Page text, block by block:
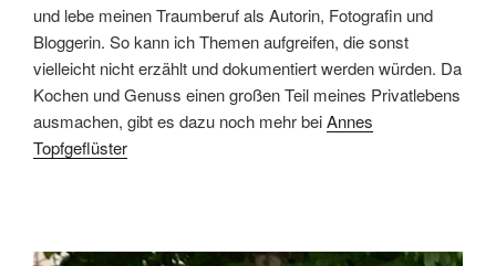
und lebe meinen Traumberuf als Autorin, Fotografin und
Bloggerin. So kann ich Themen aufgreifen, die sonst
vielleicht nicht erzählt und dokumentiert werden würden. Da
Kochen und Genuss einen großen Teil meines Privatlebens
ausmachen, gibt es dazu noch mehr beiAnnes
Topfgeflüster